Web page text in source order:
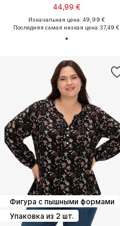
44,99 €
Изначальная цена: 49,99 €
Последняя самая низкая цена:37,49 €
Фигура с пышными формами
Упаковка из 2 шт.